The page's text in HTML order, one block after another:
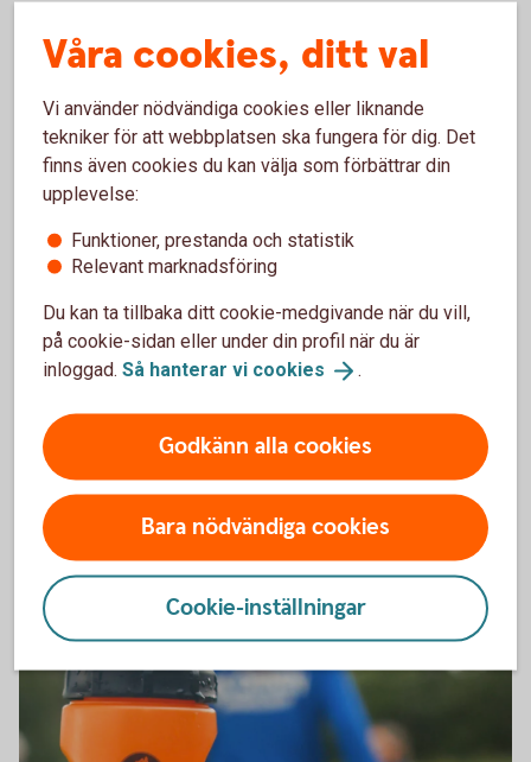
Nyfiken på att veta mer om projektet eller hur din förening
Läs mer:
Sport Values digitalavärdegrundsutbildning
Sidensjö Sparbank firar sin 125-åriga historia med att
satsa påframtiden
Vår syn på samhällsnytta och
Sidensjö Sparbank är stolta över att förvalta och förädla
sparbanksidén, vilket innebär att delar av vår vinst
till hållbara projekt, idéer och aktiviteter som främjar barn
och unga, utbildning, idrott, kultur, näringsliv och samhälle.
Sidensjö Sparbank. Vi ser människan.
Våra cookies, ditt val
Vi använder nödvändiga cookies eller liknande
tekniker för att webbplatsen ska fungera för dig. Det
finns även cookies du kan välja som förbättrar din
upplevelse:
Funktioner, prestanda och statistik
Relevant marknadsföring
Du kan ta tillbaka ditt cookie-medgivande när du vill,
på cookie-sidan eller under din profil när du är
inloggad. Så hanterar vi cookies .
Godkänn alla cookies
Bara nödvändiga cookies
Cookie-inställningar